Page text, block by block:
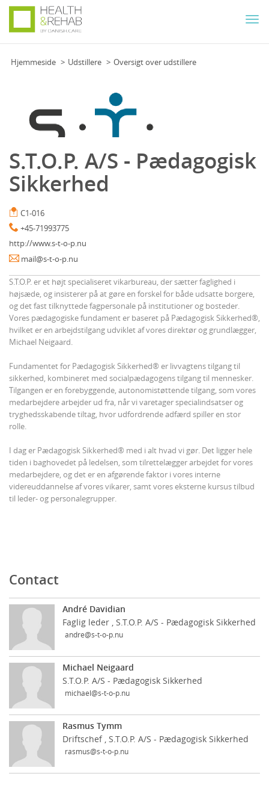
Hjemmeside Udstillere Oversigt over udstillere
S.T.O.P. A/S - Pædagogisk
Sikkerhed
C1-016
+45-71993775
http://www.s-t-o-p.nu
mail@s-t-o-p.nu
S.T.O.P. er et højt specialiseret vikarbureau, der sætter faglighed i
højsæde, og insisterer på at gøre en forskel for både udsatte borgere,
og det fast tilknyttede fagpersonale på institutioner og bosteder.
Vores pædagogiske fundament er baseret på Pædagogisk Sikkerhed®,
hvilket er en arbejdstilgang udviklet af vores direktør og grundlægger,
Michael Neigaard.
Fundamentet for Pædagogisk Sikkerhed® er livvagtens tilgang til
sikkerhed, kombineret med socialpædagogens tilgang til mennesker.
Tilgangen er en forebyggende, autonomistøttende tilgang, som vores
medarbejdere arbejder ud fra, når vi varetager specialindsatser og
tryghedsskabende tiltag, hvor udfordrende adfærd spiller en stor
rolle.
I dag er Pædagogisk Sikkerhed® med i alt hvad vi gør. Det ligger hele
tiden i baghovedet på ledelsen, som tilrettelægger arbejdet for vores
medarbejdere, og det er en afgørende faktor i vores interne
videreuddannelse af vores vikarer, samt vores eksterne kursus tilbud
til leder- og personalegrupper.
Contact
André Davidian
Faglig leder , S.T.O.P. A/S - Pædagogisk Sikkerhed
andre@s-t-o-p.nu
Michael Neigaard
S.T.O.P. A/S - Pædagogisk Sikkerhed
michael@s-t-o-p.nu
Rasmus Tymm
Driftschef , S.T.O.P. A/S - Pædagogisk Sikkerhed
rasmus@s-t-o-p.nu